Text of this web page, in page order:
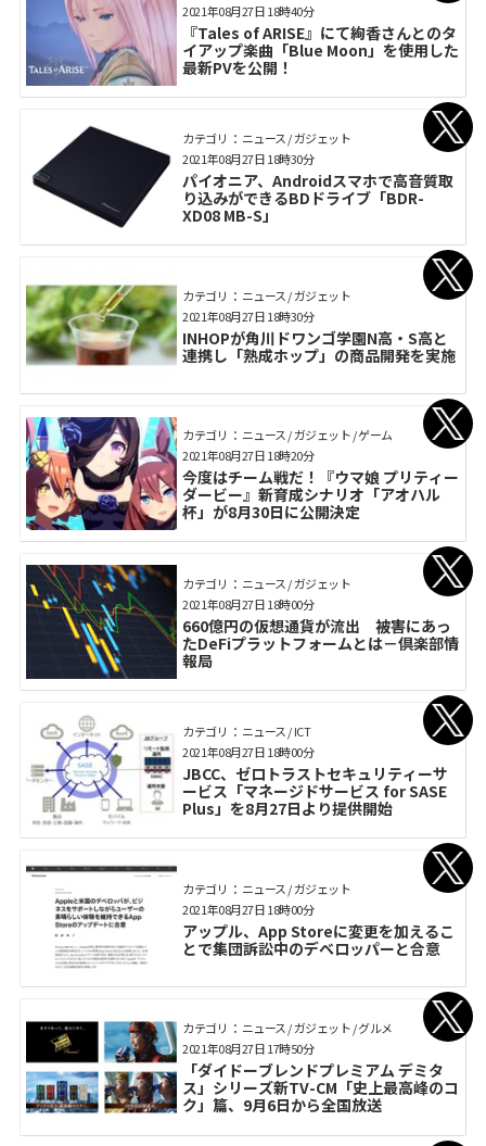
『Tales of ARISE』にて絢香さんとのタ
イアップ楽曲「Blue Moon」を使用した
最新PVを公開！
2021年08月27日 18時40分
カテゴリ： ニュース / ガジェット
パイオニア、Androidスマホで高音質取
り込みができるBDドライブ「BDR-
XD08 MB-S」
2021年08月27日 18時30分
カテゴリ： ニュース / ガジェット
INHOPが角川ドワンゴ学園N高・S高と
連携し「熟成ホップ」の商品開発を実施
2021年08月27日 18時30分
カテゴリ： ニュース / ガジェット / ゲーム
今度はチーム戦だ！『ウマ娘 プリティー
ダービー』新育成シナリオ「アオハル
杯」が8月30日に公開決定
2021年08月27日 18時20分
カテゴリ： ニュース / ガジェット
660億円の仮想通貨が流出 被害にあっ
たDeFiプラットフォームとは－倶楽部情
報局
2021年08月27日 18時00分
カテゴリ： ニュース / ICT
JBCC、ゼロトラストセキュリティーサ
ービス「マネージドサービス for SASE
Plus」を8月27日より提供開始
2021年08月27日 18時00分
カテゴリ： ニュース / ガジェット
アップル、App Storeに変更を加えるこ
とで集団訴訟中のデベロッパーと合意
2021年08月27日 18時00分
カテゴリ： ニュース / ガジェット / グルメ
「ダイドーブレンドプレミアム デミタ
ス」シリーズ新TV-CM「史上最高峰のコ
ク」篇、9月6日から全国放送
2021年08月27日 17時50分